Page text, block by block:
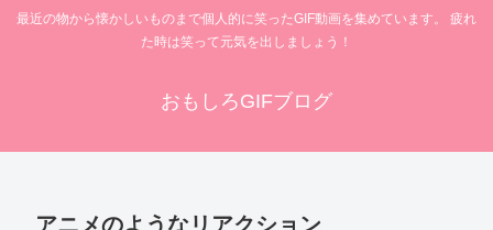
最近の物から懐かしいものまで個人的に笑ったGIF動画を集めています。 疲れ
た時は笑って元気を出しましょう！
おもしろGIFブログ
アニメのようなリアクション